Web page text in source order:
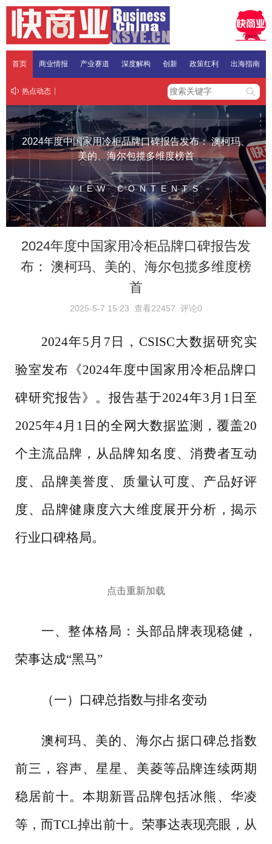
首页 商业情报 产业赛道 深度解构 创新 政策红利 出海指南
热点动态
2024年度中国家用冷柜品牌口碑报告发布： 澳柯玛、
美的、海尔包揽多维度榜首
VIEW CONTENTS
2024年度中国家用冷柜品牌口碑报告发
布： 澳柯玛、美的、海尔包揽多维度榜
首
2025-5-7 15:23 查看22457 评论0
2024年5月7日，CSISC大数据研究实
验室发布《2024年度中国家用冷柜品牌口
碑研究报告》。报告基于2024年3月1日至
2025年4月1日的全网大数据监测，覆盖20
个主流品牌，从品牌知名度、消费者互动
度、品牌美誉度、质量认可度、产品好评
度、品牌健康度六大维度展开分析，揭示
行业口碑格局。
点击重新加载
一、整体格局：头部品牌表现稳健，
荣事达成“黑马”
（一）口碑总指数与排名变动
澳柯玛、美的、海尔占据口碑总指数
前三，容声、星星、美菱等品牌连续两期
稳居前十。本期新晋品牌包括冰熊、华凌
等，而TCL掉出前十。荣事达表现亮眼，从